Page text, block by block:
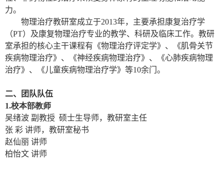
力。
物理治疗教研室成立于2013年，主要承担康复治疗学
（PT）及康复物理治疗专业的教学、科研及临床工作。教研
室承担的核心主干课程有《物理治疗评定学》、《肌骨关节
疾病物理治疗》、《神经疾病物理治疗》、《心肺疾病物理
治疗》、《儿童疾病物理治疗学》等10余门。
二、团队队伍
1.校本部教师
吴绪波 副教授 硕士生导师， 教研室主任
张 彩 讲师， 教研室秘书
赵仙丽 讲师
柏怡文 讲师